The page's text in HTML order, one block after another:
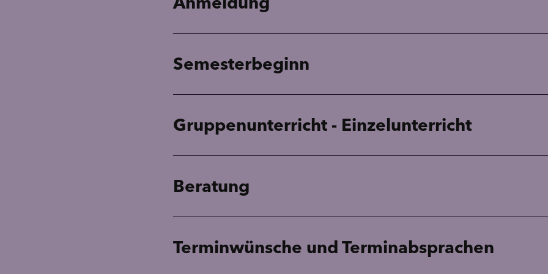
Semesterbeginn
Gruppenunterricht - Einzelunterricht
Beratung
Terminwünsche und Terminabsprachen